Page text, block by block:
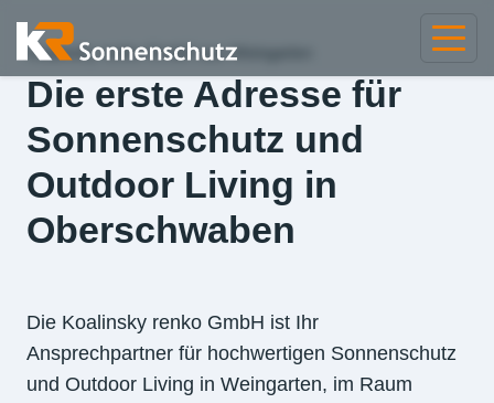
Koalinsky renko GmbH aus Weingarten
Die erste Adresse für
Sonnenschutz und
Outdoor Living in
Oberschwaben
Die Koalinsky renko GmbH ist Ihr
Ansprechpartner für hochwertigen Sonnenschutz
und Outdoor Living in Weingarten, im Raum